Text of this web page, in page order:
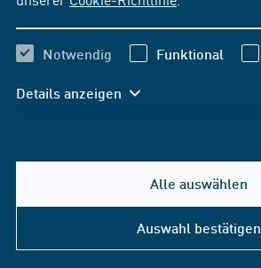
Notwendig Funktional
Details anzeigen
Alle auswählen
Auswahl bestätigen